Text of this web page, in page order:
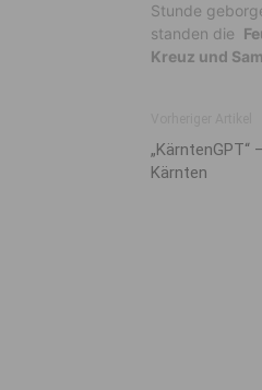
Stunde
standen die
Kreuz und
„KärntenGPT“
Kärnten